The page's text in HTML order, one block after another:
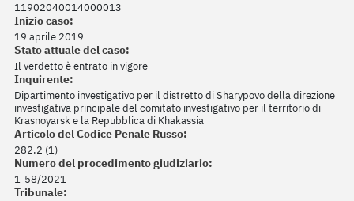
11902040014000013
Inizio caso:
19 aprile 2019
Stato attuale del caso:
Il verdetto è entrato in vigore
Inquirente:
Dipartimento investigativo per il distretto di Sharypovo della direzione
investigativa principale del comitato investigativo per il territorio di
Krasnoyarsk e la Repubblica di Khakassia
Articolo del Codice Penale Russo:
282.2 (1)
Numero del procedimento giudiziario:
1-58/2021
Tribunale: